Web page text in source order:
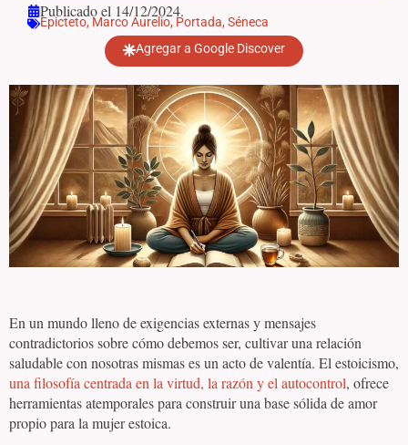
Publicado el 14/12/2024.
Epicteto, Marco Aurelio, Portada, Séneca
Agregar a Google Discover
En un mundo lleno de exigencias externas y mensajes
contradictorios sobre cómo debemos ser, cultivar una relación
saludable con nosotras mismas es un acto de valentía. El estoicismo,
una filosofía centrada en la virtud, la razón y el autocontrol, ofrece
herramientas atemporales para construir una base sólida de amor
propio para la mujer estoica.